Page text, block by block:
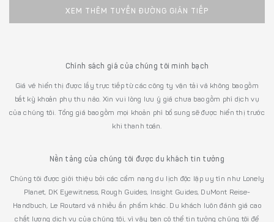
XEM THÊM TUYẾN ĐƯỜNG GIÁN TIẾP
Chính sách giá của chúng tôi minh bạch
Giá vé hiển thị được lấy trực tiếp từ các công ty vận tải và không bao gồm
bất kỳ khoản phụ thu nào. Xin vui lòng lưu ý giá chưa bao gồm phí dịch vụ
của chúng tôi. Tổng giá bao gồm mọi khoản phí bổ sung sẽ được hiển thị trước
khi thanh toán.
Nền tảng của chúng tôi được du khách tin tưởng
Chúng tôi được giới thiệu bởi các cẩm nang du lịch độc lập uy tín như Lonely
Planet, DK Eyewitness, Rough Guides, Insight Guides, DuMont Reise-
Handbuch, Le Routard và nhiều ấn phẩm khác. Du khách luôn đánh giá cao
chất lượng dịch vụ của chúng tôi, vì vậy bạn có thể tin tưởng chúng tôi để